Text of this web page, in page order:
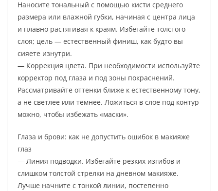
Наносите тональный с помощью кисти среднего
размера или влажной губки, начиная с центра лица
и плавно растягивая к краям. Избегайте толстого
слоя; цель — естественный финиш, как будто вы
сияете изнутри.
— Коррекция цвета. При необходимости используйте
корректор под глаза и под зоны покраснений.
Рассматривайте оттенки ближе к естественному тону,
а не светлее или темнее. Ложиться в слое под контур
можно, чтобы избежать «маски».
Глаза и брови: как не допустить ошибок в макияже
глаз
— Линия подводки. Избегайте резких изгибов и
слишком толстой стрелки на дневном макияже.
Лучше начните с тонкой линии, постепенно